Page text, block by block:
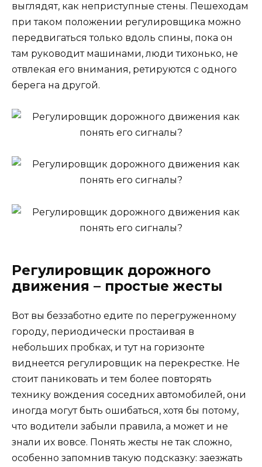
выглядят, как неприступные стены. Пешеходам
при таком положении регулировщика можно
передвигаться только вдоль спины, пока он
там руководит машинами, люди тихонько, не
отвлекая его внимания, ретируются с одного
берега на другой.
Регулировщик дорожного
движения – простые жесты
Вот вы беззаботно едите по перегруженному
городу, периодически простаивая в
небольших пробках, и тут на горизонте
виднеется регулировщик на перекрестке. Не
стоит паниковать и тем более повторять
технику вождения соседних автомобилей, они
иногда могут быть ошибаться, хотя бы потому,
что водители забыли правила, а может и не
знали их вовсе. Понять жесты не так сложно,
особенно запомнив такую подсказку: заезжать